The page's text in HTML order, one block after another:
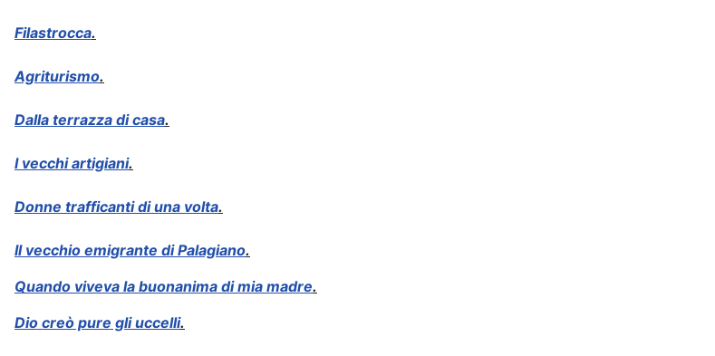
Filastrocca.
Agriturismo.
Dalla terrazza di casa.
I vecchi artigiani.
Donne trafficanti di una volta.
Il vecchio emigrante di Palagiano.
Quando viveva la buonanima di mia madre.
Dio creò pure gli uccelli.